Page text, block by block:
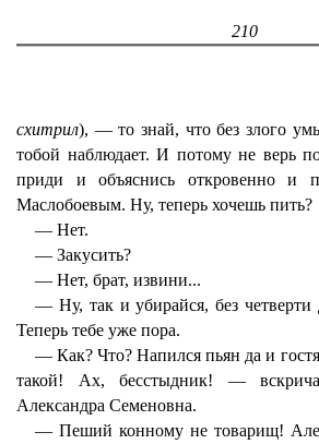
210
схитрил), — то знай, что без злого
тобой наблюдает. И потому не верь
приди и объяснись откровенно и
Маслобоевым. Ну, теперь хочешь пить?
— Нет.
— Закусить?
— Нет, брат, извини...
— Ну, так и убирайся, без четверти
Теперь тебе уже пора.
— Как? Что? Напился пьян да и
такой! Ах, бесстыдник! —
Александра Семеновна.
— Пеший конному не товарищ!